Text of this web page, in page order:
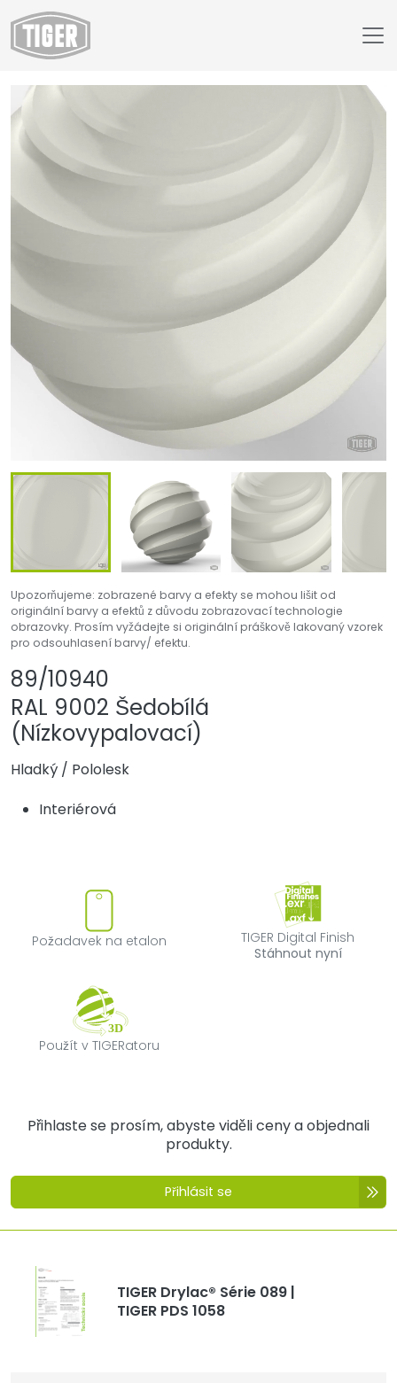
Finish Selector
89/10940 - RAL 9002 Šedobílá (Nízkovypalovací)
Upozorňujeme: zobrazené barvy a efekty se mohou lišit od
originální barvy a efektů z důvodu zobrazovací technologie
obrazovky. Prosím vyžádejte si originální práškově lakovaný vzorek
pro odsouhlasení barvy/ efektu.
89/10940
RAL 9002 Šedobílá
(Nízkovypalovací)
Hladký / Pololesk
Interiérová
Požadavek na etalon
Požadavek na etalon
TIGER Digital
TIGER Digital Finish
Stáhnout nyní
Použít v TIGERatoru
Použít v TIGERatoru
Přihlaste se prosím, abyste viděli ceny a objednali
produkty.
Přihlásit se
TIGER Drylac® Série 089 |
TIGER PDS 1058